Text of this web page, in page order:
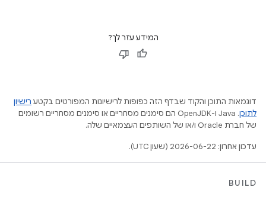
המידע עזר לך?
דוגמאות התוכן והקוד שבדף הזה כפופות לרישיונות המפורטים בקטע רישיון
לתוכן
.‏ Java ו-OpenJDK הם סימנים מסחריים או סימנים מסחריים רשומים
של חברת Oracle ו/או של השותפים העצמאיים שלה.
עדכון אחרון: 2026-06-22 (שעון UTC).
BUILD